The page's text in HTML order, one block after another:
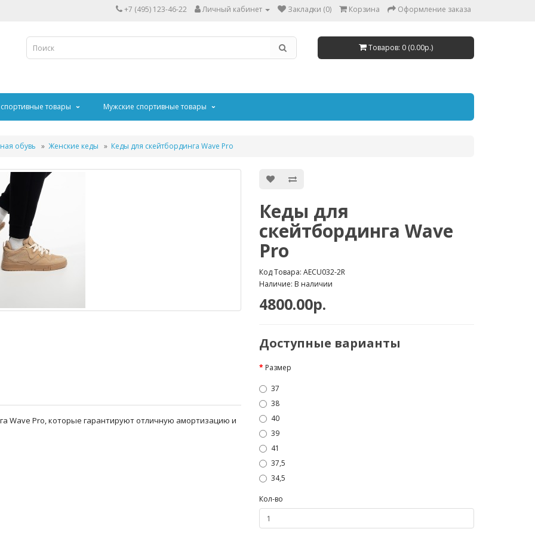
+7 (495) 123-46-22 Личный кабинет Закладки (0) Корзина Оформление заказа
Товаров: 0 (0.00р.)
товары Мужские спортивные товары
обувь Женские кеды Кеды для скейтбординга Wave Pro
Wave Pro, которые гарантируют отличную амортизацию и
Кеды для
скейтбординга Wave
Pro
Код Товара: AECU032-2R
Наличие: В наличии
4800.00р.
Доступные варианты
Размер
37
38
40
39
41
37,5
34,5
Кол-во